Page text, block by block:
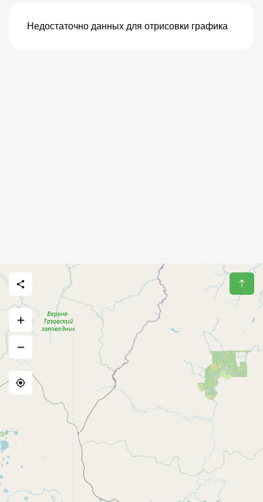
Недостаточно данных для отрисовки графика